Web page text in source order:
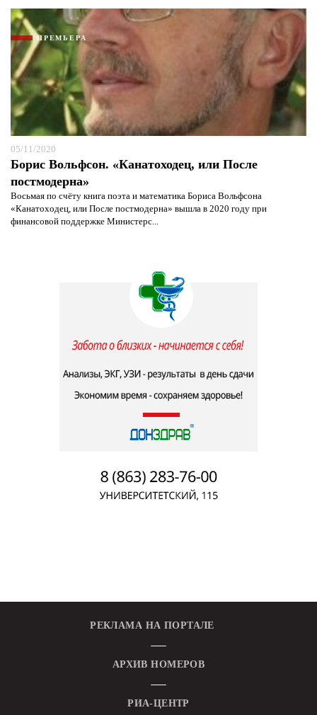
ПРЕМЬЕРА
05/11/2020
Борис Вольфсон. «Канатоходец, или После
постмодерна»
Восьмая по счёту книга поэта и математика Бориса Вольфсона
«Канатоходец, или После постмодерна» вышла в 2020 году при
финансовой поддержке Министерс...
РЕКЛАМА НА ПОРТАЛЕ
АРХИВ НОМЕРОВ
РИА-ЦЕНТР